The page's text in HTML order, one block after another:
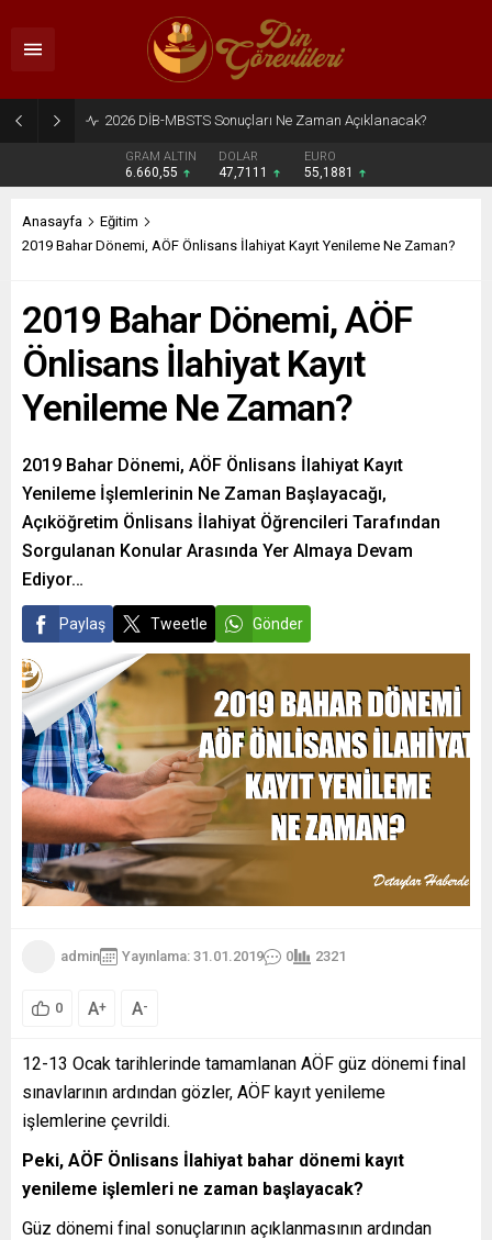
2026 DİB-MBSTS Ne Zaman?
GRAM ALTIN
6.660,55
DOLAR
47,7111
EURO
55,1881
Anasayfa
Eğitim
2019 Bahar Dönemi, AÖF Önlisans İlahiyat Kayıt Yenileme Ne Zaman?
2019 Bahar Dönemi, AÖF
Önlisans İlahiyat Kayıt
Yenileme Ne Zaman?
2019 Bahar Dönemi, AÖF Önlisans İlahiyat Kayıt
Yenileme İşlemlerinin Ne Zaman Başlayacağı,
Açıköğretim Önlisans İlahiyat Öğrencileri Tarafından
Sorgulanan Konular Arasında Yer Almaya Devam
Ediyor…
Paylaş Tweetle Gönder
admin Yayınlama: 31.01.2019 0 2321
0 A+ A-
12-13 Ocak tarihlerinde tamamlanan AÖF güz dönemi final
sınavlarının ardından gözler, AÖF kayıt yenileme
işlemlerine çevrildi.
Peki, AÖF Önlisans İlahiyat bahar dönemi kayıt
yenileme işlemleri ne zaman başlayacak?
Güz dönemi final sonuçlarının açıklanmasının ardından